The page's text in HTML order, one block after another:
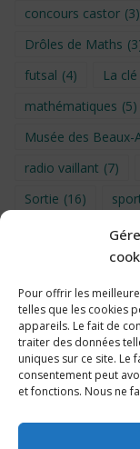
Pour offrir les
telles que les cookies
appareils. Le fait de
traiter des données
uniques sur ce site. Le
consentement peut
et fonctions. Nous ne
concours castor (3)
Drôles de Maths
futsal (4) La
mathématiques (5)
Musée des Beaux-
radio vaillant (7)
Sortie (16)
UNSS
Voyage à
éco-délégués (7)